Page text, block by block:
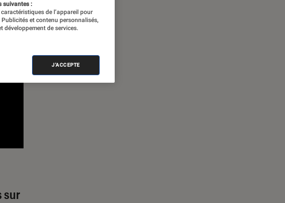
sur
suivantes :
de l’appareil pour
et contenu personnalisés,
développement de services.
J'ACCEPTE